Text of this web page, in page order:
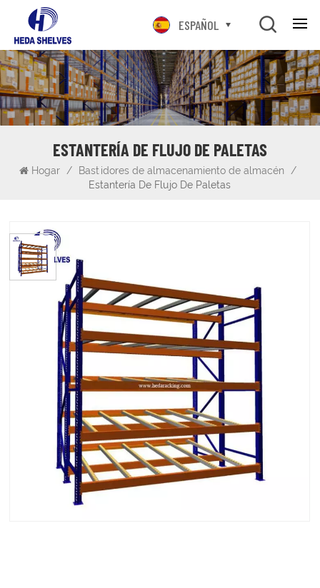
ESPAÑOL
ESTANTERÍA DE FLUJO DE PALETAS
Hogar / Bastidores de almacenamiento de almacén
/
Estantería De Flujo De Paletas
Estantería de flujo de paletas
Nombre del producto: Estantería de paletas de flujo de
Especificación estándar:
1. Las mercancías se deslizan automáticamente y con
suavidad mediante tiras rodantes.
2. Adecuado para el almacenamiento de grandes
cantidades del mismo tipo de mercancías y para el
almacenamiento durante períodos cortos.
3. Más adecuado para manipulación manual y carga no